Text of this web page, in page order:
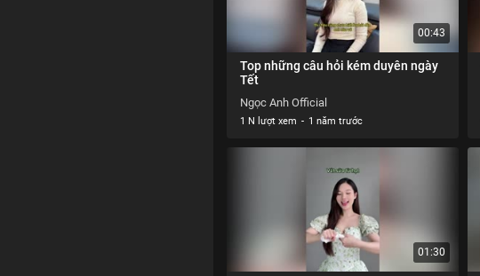
00:43
Top những câu hỏi kém duyên ngày
Tết
Ngọc Anh Official
1 N lượt xem - 1 năm trước
01:30